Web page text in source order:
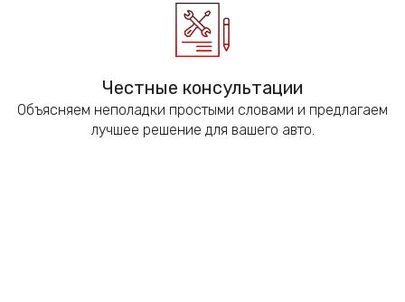
Честные консультации
Объясняем неполадки простыми словами и предлагаем
лучшее решение для вашего авто.